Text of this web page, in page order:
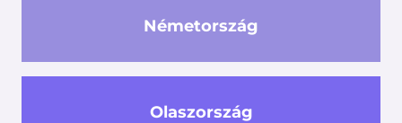
Németország
Olaszország